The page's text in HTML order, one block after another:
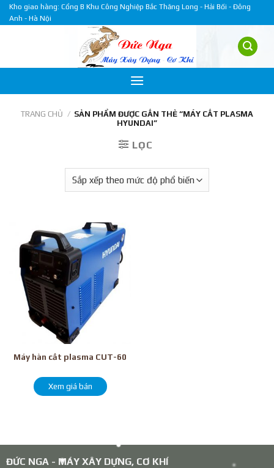
Skip
to
Kho giao hàng: Cổng B Khu Công Nghiệp Bắc Thăng Long - Hải Bối - Đông
Anh - Hà Nội
TRANG CHỦ / SẢN PHẨM ĐƯỢC GẮN THẺ “MÁY CẮT PLASMA
HYUNDAI”
LỌC
Máy hàn cắt plasma CUT-60
Xem giá bán
ĐỨC NGA - MÁY XÂY DỰNG, CƠ KHÍ